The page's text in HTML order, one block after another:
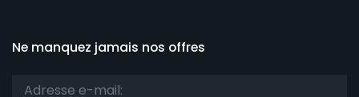
Ne manquez jamais nos offres